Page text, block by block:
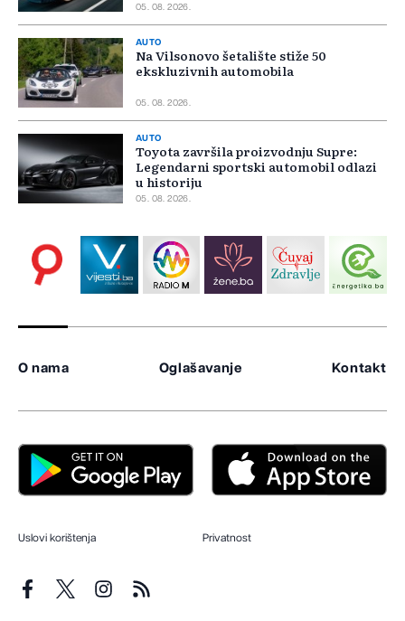
05. 08. 2026.
AUTO
Na Vilsonovo šetalište stiže 50
ekskluzivnih automobila
05. 08. 2026.
AUTO
Toyota završila proizvodnju Supre:
Legendarni sportski automobil odlazi
u historiju
05. 08. 2026.
O nama Oglašavanje Kontakt
Uslovi korištenja Privatnost